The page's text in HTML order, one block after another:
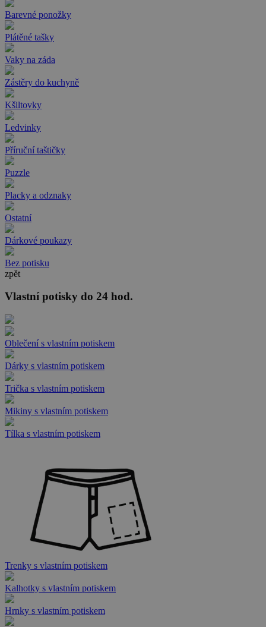
Barevné ponožky
Plátěné tašky
Vaky na záda
Zástěry do kuchyně
Kšiltovky
Ledvinky
Příruční taštičky
Puzzle
Placky a odznaky
Ostatní
Dárkové poukazy
Bez potisku
zpět
Vlastní potisky do 24 hod.
Oblečení s vlastním potiskem
Dárky s vlastním potiskem
Trička s vlastním potiskem
Mikiny s vlastním potiskem
Tílka s vlastním potiskem
Trenky s vlastním potiskem
Kalhotky s vlastním potiskem
Hrnky s vlastním potiskem